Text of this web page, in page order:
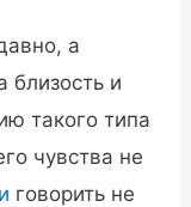
а
близость и
такого типа
чувства не
говорить не